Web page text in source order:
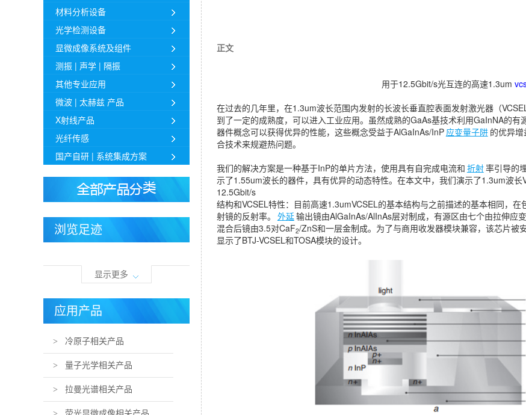
材料分析设备
光学检测设备
显微成像系统及组件
测振 | 声学 | 隔振
其他专业应用
微波 | 太赫兹 产品
X射线产品
光纤传感
国产自研 | 系统集成方案
浏览足迹
显示更多
应用产品
> 冷原子相关产品
> 量子光学相关产品
> 拉曼光谱相关产品
正文
用于12.5Gbit/s光互连的高速1.3um
在过去的几年里，在1.3um波长范围内发射的长波长垂直腔表面发射激光器（
到了一定的成熟度，可以进入工业应用。虽然成熟的GaAs基技术利用GaInNA的
器件概念可以获得优异的性能，这些概念受益于AlGaInAs/InP 应变量子阱 的优异
合技术来规避热问题。
我们的解决方案是一种基于InP的单片方法，使用具有自完成电流和 折射率引导的
示了1.55um波长的器件，具有优异的动态特性。在本文中，我们演示了1.3um波
12.5Gbit/s
结构和VCSEL特性：目前高速1.3umVCSEL的基本结构与之前描述的基本相同，
射镜的反射率。 外延输出镜由AlGaInAs/AlInAs层对制成，有源区由七个由拉伸应
混合后镜由3.5对CaF2/ZnS和一层金制成。为了与商用收发器模块兼容，该芯片被
显示了BTJ-VCSEL和TOSA模块的设计。